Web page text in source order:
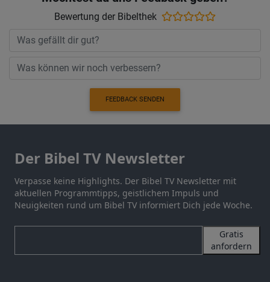
Bewertung der Bibelthek
FEEDBACK SENDEN
Der Bibel TV Newsletter
Verpasse keine Highlights. Der Bibel TV Newsletter mit
aktuellen Programmtipps, geistlichem Impuls und
Neuigkeiten rund um Bibel TV informiert Dich jede Woche.
Gratis
anfordern